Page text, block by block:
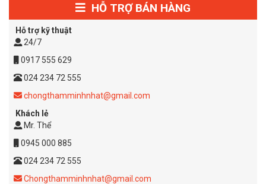
HỖ TRỢ BÁN HÀNG
Hỗ trợ kỹ thuật
24/7
0917 555 629
024 234 72 555
chongthamminhnhat@gmail.com
Khách lẻ
Mr. Thể
0945 000 885
024 234 72 555
Chongthamminhnhat@gmail.com